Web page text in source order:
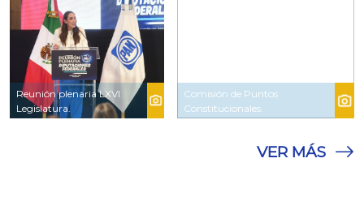
Reunión plenaria LXVI
Legislatura.
Comisión de Puntos
Constitucionales.
VER MÁS